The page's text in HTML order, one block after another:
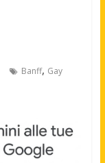
Banff, Gay